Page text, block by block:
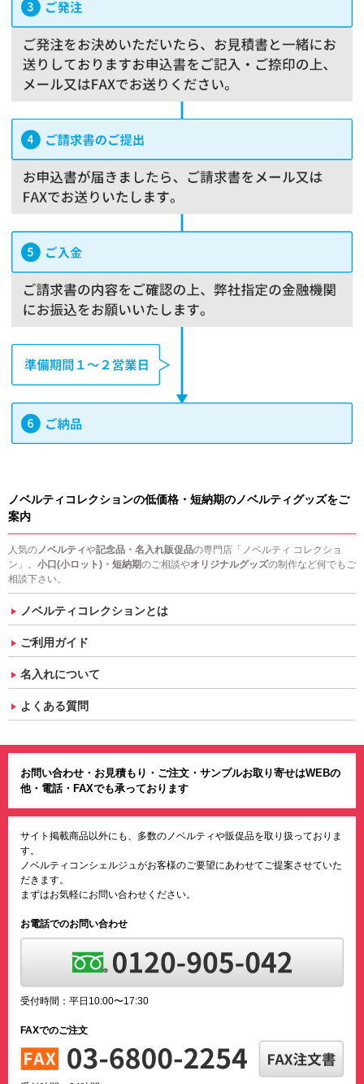
ノベルティコレクションの低価格・短納期のノベルティグッズをご
案内
人気のノベルティや記念品・名入れ販促品の専門店「ノベルティ コレクショ
ン」。 小口(小ロット)・短納期のご相談やオリジナルグッズの制作など何でもご
相談下さい。
ノベルティコレクションとは
ご利用ガイド
名入れについて
よくある質問
お問い合わせ・お見積もり・ご注文・サンプルお取り寄せはWEBの
他・電話・FAXでも承っております
サイト掲載商品以外にも、多数のノベルティや販促品を取り扱っておりま
す。
ノベルティコンシェルジュがお客様のご要望にあわせてご提案させていた
だきます。
まずはお気軽にお問い合わせください。
お電話でのお問い合わせ
受付時間：平日10:00〜17:30
FAXでのご注文